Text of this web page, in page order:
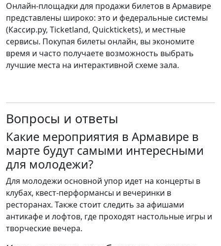
Онлайн-площадки для продажи билетов в Армавире
представлены широко: это и федеральные системы
(Кассир.ру, Ticketland, Quicktickets), и местные
сервисы. Покупая билеты онлайн, вы экономите
время и часто получаете возможность выбрать
лучшие места на интерактивной схеме зала.
Вопросы и ответы
Какие мероприятия в Армавире в
марте будут самыми интересными
для молодежи?
Для молодежи основной упор идет на концерты в
клубах, квест-перформансы и вечеринки в
ресторанах. Также стоит следить за афишами
антикафе и лофтов, где проходят настольные игры и
творческие вечера.